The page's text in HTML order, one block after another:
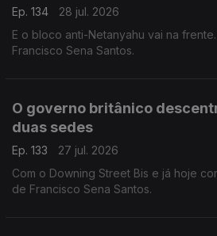
Ep. 134
28 jul. 2026
E o bloco anti-Netanyahu vai na
Francisco Sena Santos.
O governo britânico
duas sedes
Ep. 133
27 jul. 2026
Com o Downing Street Bis e já hoje
de Francisco Sena Santos.